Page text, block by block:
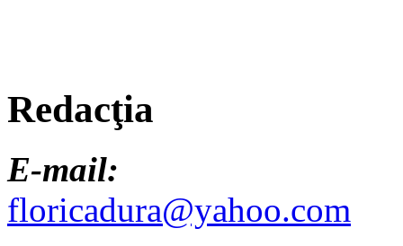
Redacţia
E-mail:
floricadura@yahoo.com